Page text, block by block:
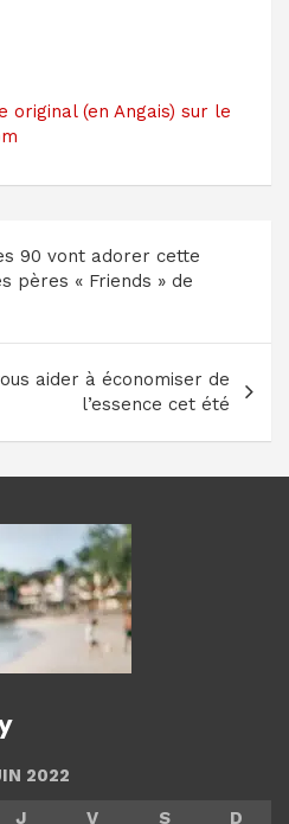
original (en Angais) sur le
90 vont adorer cette
pères « Friends » de
aider à économiser de
l’essence cet été
2022
J V S D